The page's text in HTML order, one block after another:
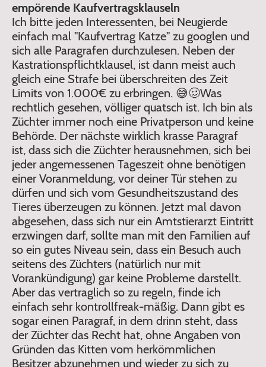
empörende Kaufvertragsklauseln
Ich bitte jeden Interessenten, bei Neugierde
einfach mal "Kaufvertrag Katze" zu googlen und
sich alle Paragrafen durchzulesen. Neben der
Kastrationspflichtklausel, ist dann meist auch
gleich eine Strafe bei überschreiten des Zeit
Limits von 1.000€ zu erbringen. 😅🥴Was
rechtlich gesehen, völliger quatsch ist. Ich bin als
Züchter immer noch eine Privatperson und keine
Behörde. Der nächste wirklich krasse Paragraf
ist, dass sich die Züchter herausnehmen, sich bei
jeder angemessenen Tageszeit ohne benötigen
einer Voranmeldung, vor deiner Tür stehen zu
dürfen und sich vom Gesundheitszustand des
Tieres überzeugen zu können. Jetzt mal davon
abgesehen, dass sich nur ein Amtstierarzt Eintritt
erzwingen darf, sollte man mit den Familien auf
so ein gutes Niveau sein, dass ein Besuch auch
seitens des Züchters (natürlich nur mit
Vorankündigung) gar keine Probleme darstellt.
Aber das vertraglich so zu regeln, finde ich
einfach sehr kontrollfreak-mäßig. Dann gibt es
sogar einen Paragraf, in dem drinn steht, dass
der Züchter das Recht hat, ohne Angaben von
Gründen das Kitten vom herkömmlichen
Besitzer abzunehmen und wieder zu sich zu